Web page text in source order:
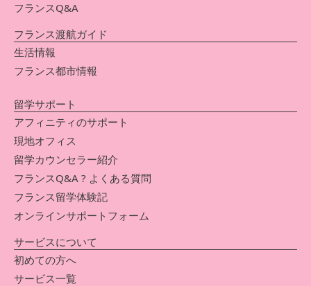
フランスQ&A
フランス渡航ガイド
生活情報
フランス都市情報
留学サポート
アフィニティのサポート
現地オフィス
留学カウンセラー紹介
フランスQ&A ? よくある質問
フランス留学体験記
オンラインサポートフォーム
サービスについて
初めての方へ
サービス一覧